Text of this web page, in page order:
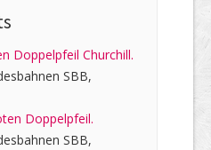
Doppelpfeil Churchill.
SBB,
Doppelpfeil.
SBB,